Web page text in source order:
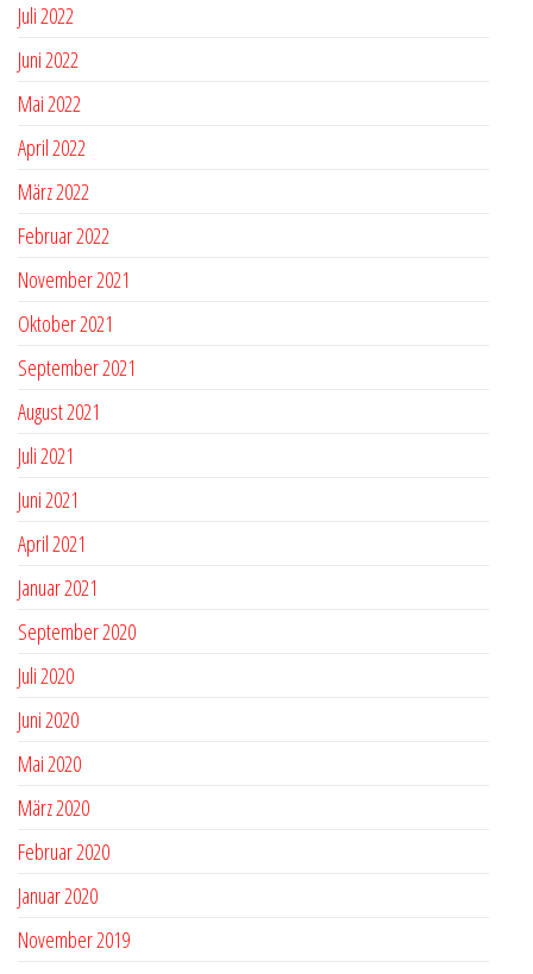
Juli 2022
Juni 2022
Mai 2022
April 2022
März 2022
Februar 2022
November 2021
Oktober 2021
September 2021
August 2021
Juli 2021
Juni 2021
April 2021
Januar 2021
September 2020
Juli 2020
Juni 2020
Mai 2020
März 2020
Februar 2020
Januar 2020
November 2019